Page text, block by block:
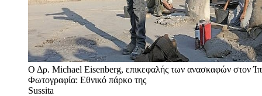
Ο Δρ. Michael Eisenberg, επικεφαλής των ανασκαφών στον
Φωτογραφία: Εθνικό πάρκο της
Sussita